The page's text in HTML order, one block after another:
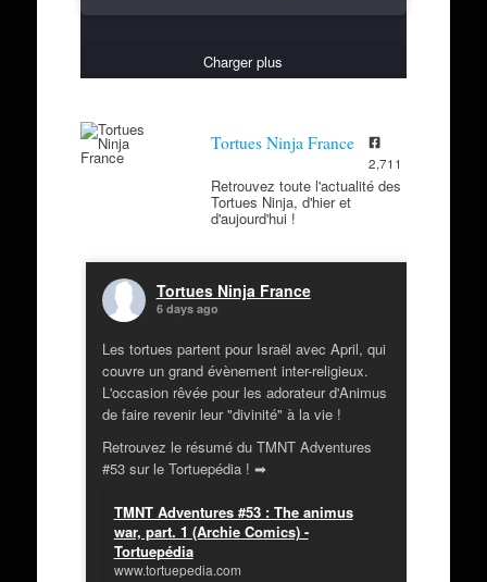
Charger plus
Tortues Ninja France
2,711
Retrouvez toute l'actualité des
Tortues Ninja, d'hier et
d'aujourd'hui !
Tortues Ninja France
6 days ago
Les tortues partent pour Israël avec April, qui
couvre un grand évènement inter-religieux.
L'occasion rêvée pour les adorateur d'Animus
de faire revenir leur "divinité" à la vie !
Retrouvez le résumé du TMNT Adventures
#53 sur le Tortuepédia ! ➡
TMNT Adventures #53 : The animus
war, part. 1 (Archie Comics) -
Tortuepédia
www.tortuepedia.com